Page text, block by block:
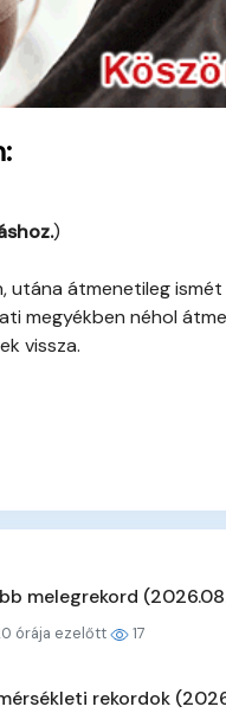
)
utána átmenetileg
megyékben néhol
vissza.
melegrekord
órája ezelőtt 17
rekordok